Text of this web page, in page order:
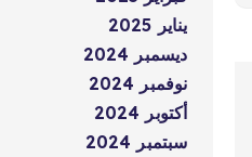
يناير 2025
ديسمبر 2024
نوفمبر 2024
أكتوبر 2024
سبتمبر 2024